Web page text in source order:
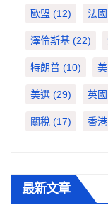
歐盟 (12) 法國
澤倫斯基 (22)
特朗普 (10)
美選 (29) 英國
關稅 (17) 香港
最新文章